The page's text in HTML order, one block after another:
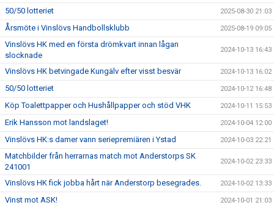
50/50 lotteriet 2025-08-30 21:03
Årsmöte i Vinslövs Handbollsklubb 2025-08-19 09:05
Vinslövs HK med en första drömkvart innan lågan
slocknade
2024-10-13 16:43
Vinslövs HK betvingade Kungälv efter visst besvär 2024-10-13 16:02
50/50 lotteriet 2024-10-12 16:48
Köp Toalettpapper och Hushållpapper och stöd VHK 2024-10-11 15:53
Erik Hansson mot landslaget! 2024-10-04 12:00
Vinslövs HK:s damer vann seriepremiären i Ystad 2024-10-03 22:21
Matchbilder från herrarnas match mot Anderstorps SK
241001
2024-10-02 23:33
Vinslövs HK fick jobba hårt när Anderstorp besegrades. 2024-10-02 13:33
Vinst mot ASK! 2024-10-01 21:03